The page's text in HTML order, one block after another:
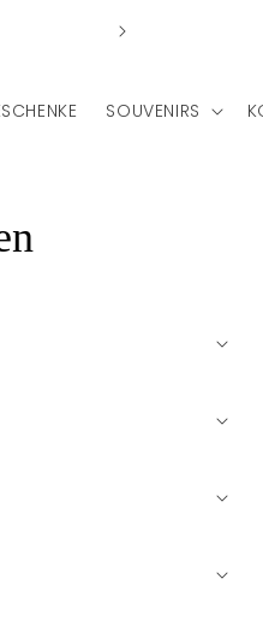
SOUVENIRS